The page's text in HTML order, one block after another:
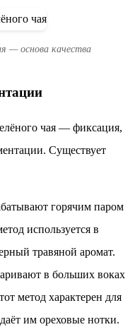
— основа качества
чая — фиксация,
Существует
горячим паром
используется в
травяной аромат.
в больших воках
метод характерен для
им ореховые нотки.